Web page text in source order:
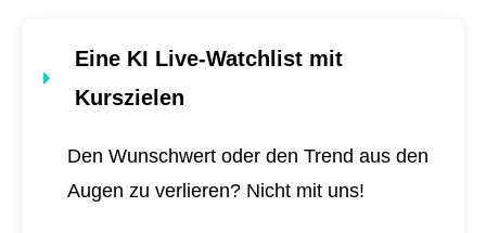
Eine KI Live-Watchlist mit
Kurszielen
Den Wunschwert oder den Trend aus den
Augen zu verlieren? Nicht mit uns!